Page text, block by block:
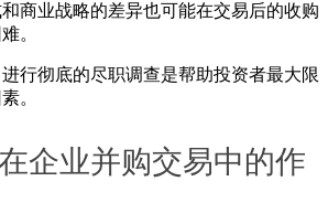
商业战略的差异也可能在交易后的收购
。
行彻底的尽职调查是帮助投资者最大限
。
企业并购交易中的作